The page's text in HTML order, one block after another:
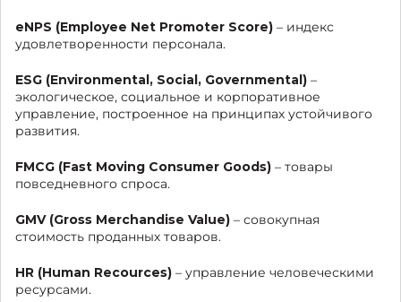
eNPS (Employee Net Promoter Score) – индекс
удовлетворенности персонала.
ESG (Environmental, Social, Governmental) –
экологическое, социальное и корпоративное
управление, построенное на принципах устойчивого
развития.
FMCG (Fast Moving Consumer Goods) – товары
повседневного спроса.
GMV (Gross Merchandise Value) – совокупная
стоимость проданных товаров.
HR (Human Recources) – управление человеческими
ресурсами.